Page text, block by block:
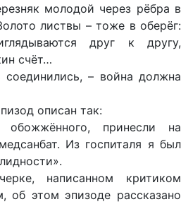
молодой через рёбра в
листвы – тоже в оберёг:
друг к другу,
счёт…
– война должна
описан так:
принесли на
Из госпиталя я был
написанном критиком
об этом эпизоде рассказано